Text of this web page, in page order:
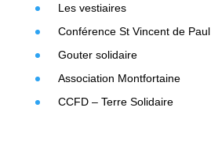
Les vestiaires
Conférence St Vincent de Paul
Gouter solidaire
Association Montfortaine
CCFD – Terre Solidaire